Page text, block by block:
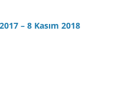
– 8 Kasım 2018